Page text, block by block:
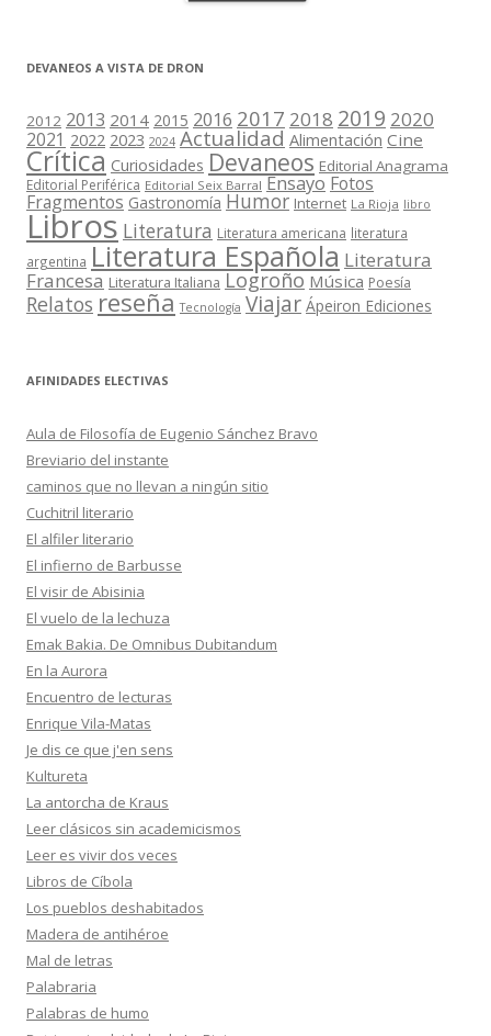
DEVANEOS A VISTA DE DRON
2012 2013 2014 2015 2016 2017 2018 2019 2020
2021 2022 2023 2024 Actualidad Alimentación Cine
Crítica Curiosidades Devaneos Editorial Anagrama
Editorial Periférica Editorial Seix Barral Ensayo Fotos
Fragmentos Gastronomía Humor Internet La Rioja libro
Libros Literatura Literatura americana literatura
argentina Literatura Española Literatura
Francesa Literatura Italiana Logroño Música Poesía
Relatos reseña Tecnología Viajar Ápeiron Ediciones
AFINIDADES ELECTIVAS
Aula de Filosofía de Eugenio Sánchez Bravo
Breviario del instante
caminos que no llevan a ningún sitio
Cuchitril literario
El alfiler literario
El infierno de Barbusse
El visir de Abisinia
El vuelo de la lechuza
Emak Bakia. De Omnibus Dubitandum
En la Aurora
Encuentro de lecturas
Enrique Vila-Matas
Je dis ce que j'en sens
Kultureta
La antorcha de Kraus
Leer clásicos sin academicismos
Leer es vivir dos veces
Libros de Cíbola
Los pueblos deshabitados
Madera de antihéroe
Mal de letras
Palabraria
Palabras de humo